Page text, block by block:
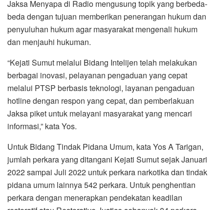
Jaksa Menyapa di Radio mengusung topik yang berbeda-
beda dengan tujuan memberikan penerangan hukum dan
penyuluhan hukum agar masyarakat mengenali hukum
dan menjauhi hukuman.
“Kejati Sumut melalui Bidang Intelijen telah melakukan
berbagai inovasi, pelayanan pengaduan yang cepat
melalui PTSP berbasis teknologi, layanan pengaduan
hotline dengan respon yang cepat, dan pemberlakuan
Jaksa piket untuk melayani masyarakat yang mencari
informasi,” kata Yos.
Untuk Bidang Tindak Pidana Umum, kata Yos A Tarigan,
jumlah perkara yang ditangani Kejati Sumut sejak Januari
2022 sampai Juli 2022 untuk perkara narkotika dan tindak
pidana umum lainnya 542 perkara. Untuk penghentian
perkara dengan menerapkan pendekatan keadilan